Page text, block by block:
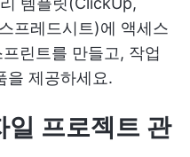
프레드시트)에 액세스
린트를 만들고, 작업
을 제공하세요.
프로젝트 관